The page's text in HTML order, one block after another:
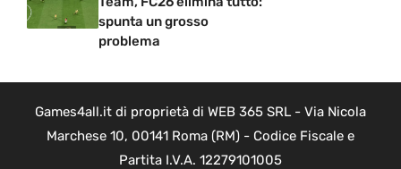
spunta un grosso
problema
Games4all.it di proprietà di WEB 365 SRL - Via Nicola
Marchese 10, 00141 Roma (RM) - Codice Fiscale e
Partita I.V.A. 12279101005